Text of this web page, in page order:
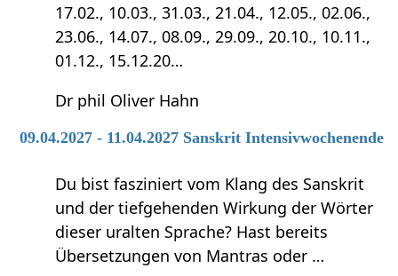
17.02., 10.03., 31.03., 21.04., 12.05., 02.06.,
23.06., 14.07., 08.09., 29.09., 20.10., 10.11.,
01.12., 15.12.20…
Dr phil Oliver Hahn
09.04.2027 - 11.04.2027 Sanskrit Intensivwochenende
Du bist fasziniert vom Klang des Sanskrit
und der tiefgehenden Wirkung der Wörter
dieser uralten Sprache? Hast bereits
Übersetzungen von Mantras oder …